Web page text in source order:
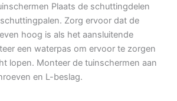
Plaats de schuttingdelen
Zorg ervoor dat de
hoog is als het aansluitende
een waterpas om ervoor te zorgen
lopen. Monteer de tuinschermen aan
en L-beslag.